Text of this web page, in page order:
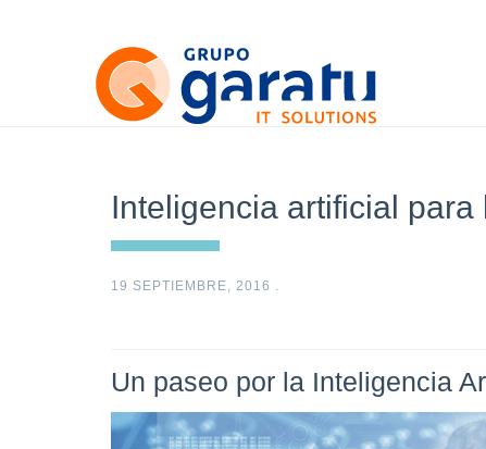
Inteligencia artificial para
19 SEPTIEMBRE, 2016 .
Un paseo por la Inteligencia